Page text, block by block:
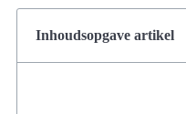
Inhoudsopgave artikel